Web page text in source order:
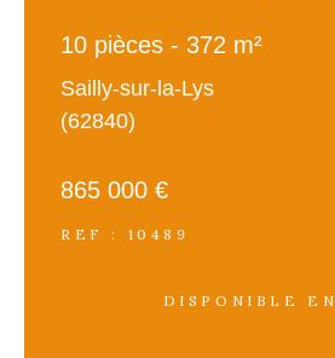
10 pièces - 372 m²
Sailly-sur-la-Lys
(62840)
865 000 €
REF : 10489
DISPONIBLE EN